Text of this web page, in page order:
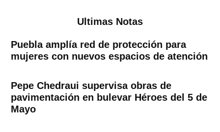
Ultimas Notas
Puebla amplía red de protección para
mujeres con nuevos espacios de atención
Pepe Chedraui supervisa obras de
pavimentación en bulevar Héroes del 5 de
Mayo